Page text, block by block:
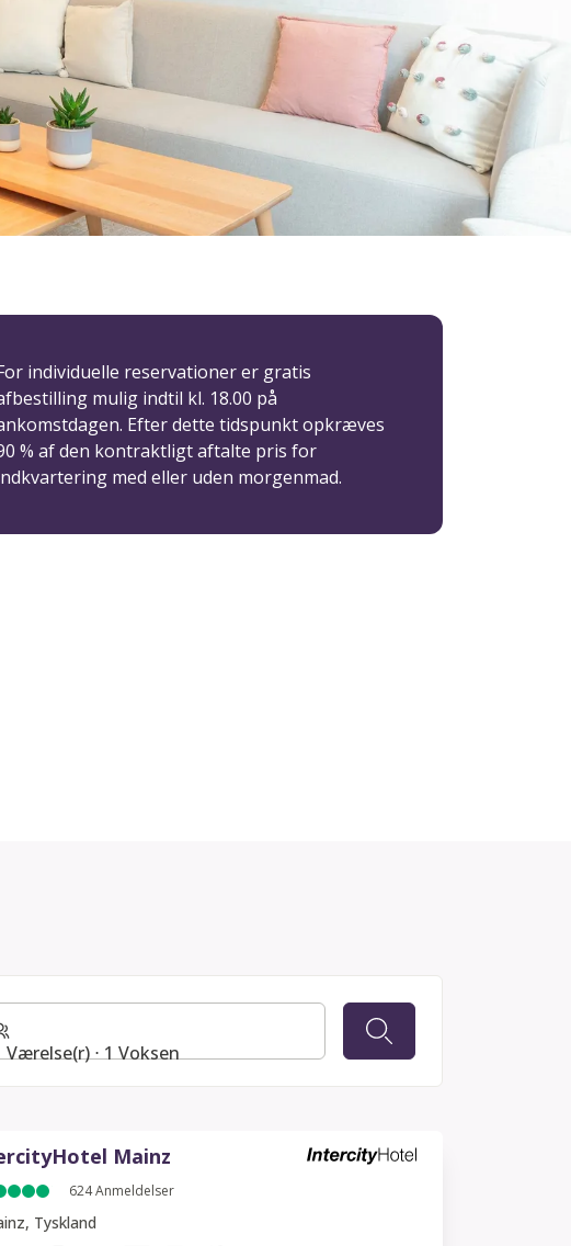
individuelle reservationer er gratis
mulig indtil kl. 18.00 på
Efter dette tidspunkt opkræves
% af den kontraktligt aftalte pris for
med eller uden morgenmad.
Værelse(r) ⋅ 1 Voksen
Mainz
624Anmeldelser
Tyskland